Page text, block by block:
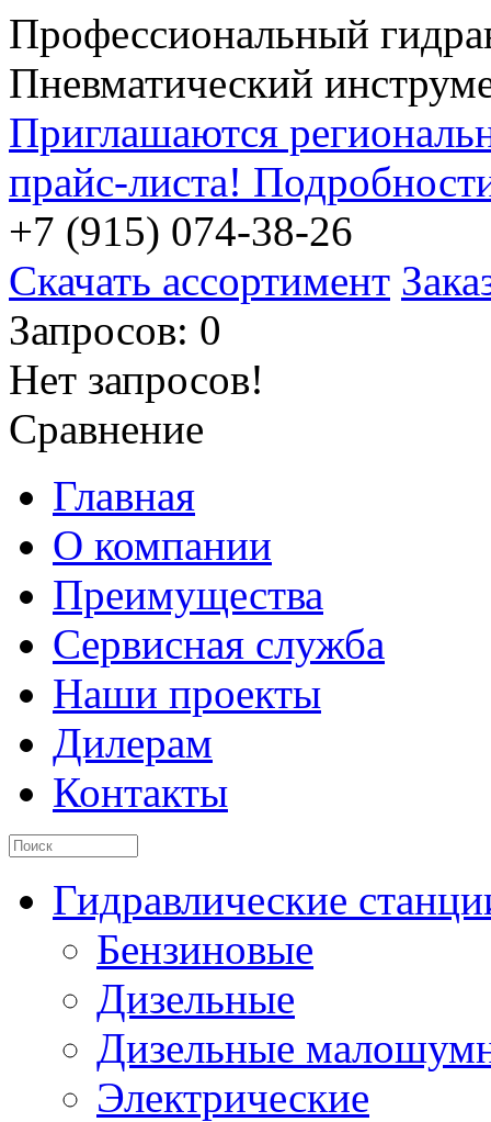
Профессиональный
Пневматический
Приглашаются
прайс-листа!
+7 (915) 074-38-26
Скачать ассортимент
Запросов: 0
Нет запросов!
Сравнение
Главная
О компании
Преимущества
Сервисная служба
Наши проекты
Дилерам
Контакты
Гидравлические
Бензиновые
Дизельные
Дизельные
Электрические